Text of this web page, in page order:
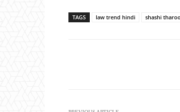
TAGS law trend hindi shashi